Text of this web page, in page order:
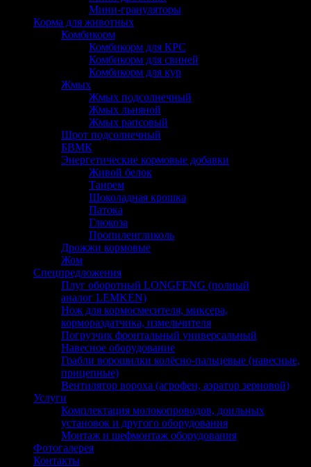
Мини-грануляторы
Корма для животных
Комбикорм
Комбикорм для КРС
Комбикорм для свиней
Комбикорм для кур
Жмых
Жмых подсолнечный
Жмых льняной
Жмых рапсовый
Шрот подсолнечный
БВМК
Энергетические кормовые добавки
Живой белок
Танрем
Шоколадная крошка
Патока
Глюкоза
Пропиленгликоль
Дрожжи кормовые
Жом
Спецпредложения
Плуг оборотный LONGFENG (полный
аналог LEMKEN)
Нож для кормосмесителя, миксера,
кормораздатчика, измельчителя
Погрузчик фронтальный универсальный
Навесное оборудование
Грабли ворошилки колёсно-пальцевые (навесные,
прицепные)
Вентилятор вороха (агрофен, аэратор зерновой)
Услуги
Комплектация молокопроводов, доильных
установок и другого оборудования
Монтаж и шефмонтаж оборудования
Фотогалерея
Контакты